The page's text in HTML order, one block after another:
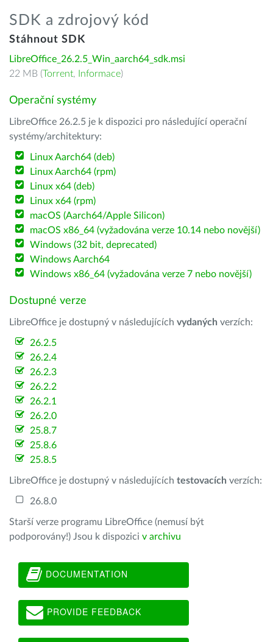
SDK a zdrojový kód
Stáhnout SDK
LibreOffice_26.2.5_Win_aarch64_sdk.msi
22 MB (Torrent, Informace)
Operační systémy
LibreOffice 26.2.5 je k dispozici pro následující operační
systémy/architektury:
Linux Aarch64 (deb)
Linux Aarch64 (rpm)
Linux x64 (deb)
Linux x64 (rpm)
macOS (Aarch64/Apple Silicon)
macOS x86_64 (vyžadována verze 10.14 nebo novější)
Windows (32 bit, deprecated)
Windows Aarch64
Windows x86_64 (vyžadována verze 7 nebo novější)
Dostupné verze
LibreOffice je dostupný v následujících vydaných verzích:
26.2.5
26.2.4
26.2.3
26.2.2
26.2.1
26.2.0
25.8.7
25.8.6
25.8.5
LibreOffice je dostupný v následujících testovacích verzích:
26.8.0
Starší verze programu LibreOffice (nemusí být
podporovány!) Jsou k dispozici v archivu
DOCUMENTATION
PROVIDE FEEDBACK